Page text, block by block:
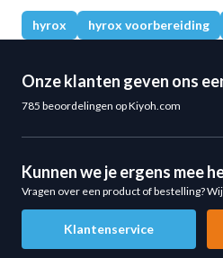
hyrox hyrox voorbereiding
Onze klanten geven ons
785 beoordelingen op Kiyoh.com
Kunnen we je ergens mee
Vragen over een product of bestelling?
Klantenservice